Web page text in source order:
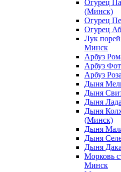
Огурец
(Минск)
Огурец
Огурец
Лук
Минск
Арбуз
Арбуз
Арбуз
Дыня
Дыня
Дыня
Дыня
(Минск)
Дыня
Дыня
Дыня
Морковь
Минск